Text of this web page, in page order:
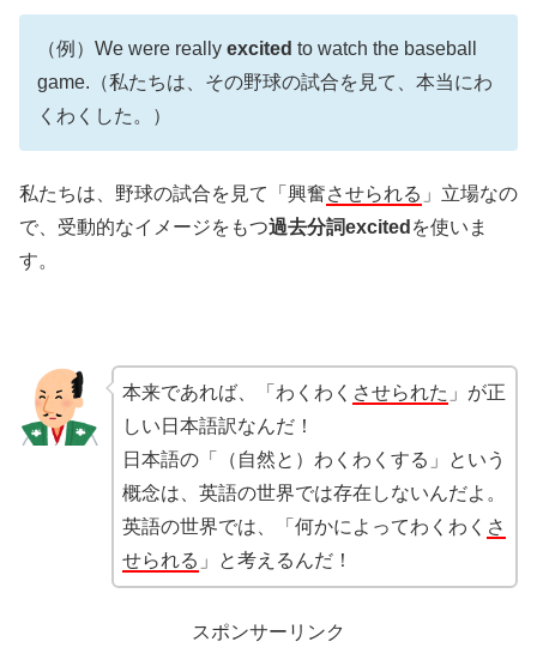
（例）We were really excited to watch the baseball
game.（私たちは、その野球の試合を見て、本当にわ
くわくした。）
私たちは、野球の試合を見て「興奮させられる 」立場なの
で、受動的なイメージをもつ過去分詞excited を使いま
す。
本来であれば、「わくわく させられた 」が正
しい日本語訳なんだ！
日本語の「（自然と）わくわくする」という
概念は、英語の世界では存在しないんだよ。
英語の世界では、「何かによってわくわく さ
せられる 」と考えるんだ！
スポンサーリンク